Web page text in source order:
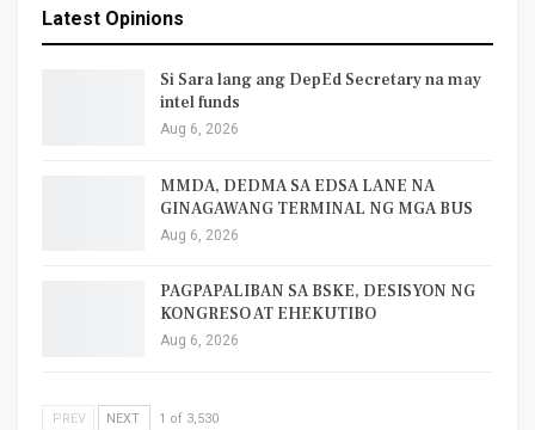
Latest Opinions
Si Sara lang ang DepEd Secretary na may
intel funds
Aug 6, 2026
MMDA, DEDMA SA EDSA LANE NA
GINAGAWANG TERMINAL NG MGA BUS
Aug 6, 2026
PAGPAPALIBAN SA BSKE, DESISYON NG
KONGRESO AT EHEKUTIBO
Aug 6, 2026
PREV NEXT 1 of 3,530